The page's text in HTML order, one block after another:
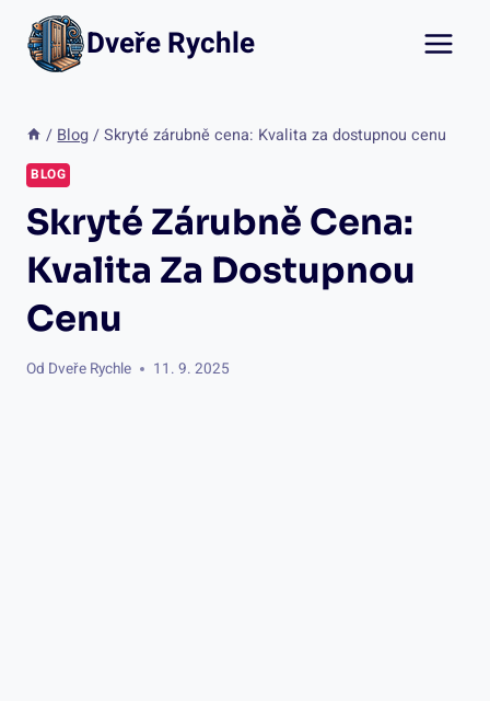
Přeskočit
obsah
Dveře Rychle
/ Blog / Skryté zárubně cena: Kvalita za dostupnou cenu
BLOG
Skryté Zárubně Cena:
Kvalita Za Dostupnou
Cenu
Od Dveře Rychle 11. 9. 2025